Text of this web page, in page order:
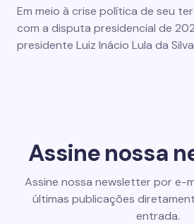
Em meio à crise política de seu
com a disputa presidencial de
presidente Luiz Inácio Lula da
Assine nossa
Assine nossa newsletter por e-
últimas publicações
entrada.